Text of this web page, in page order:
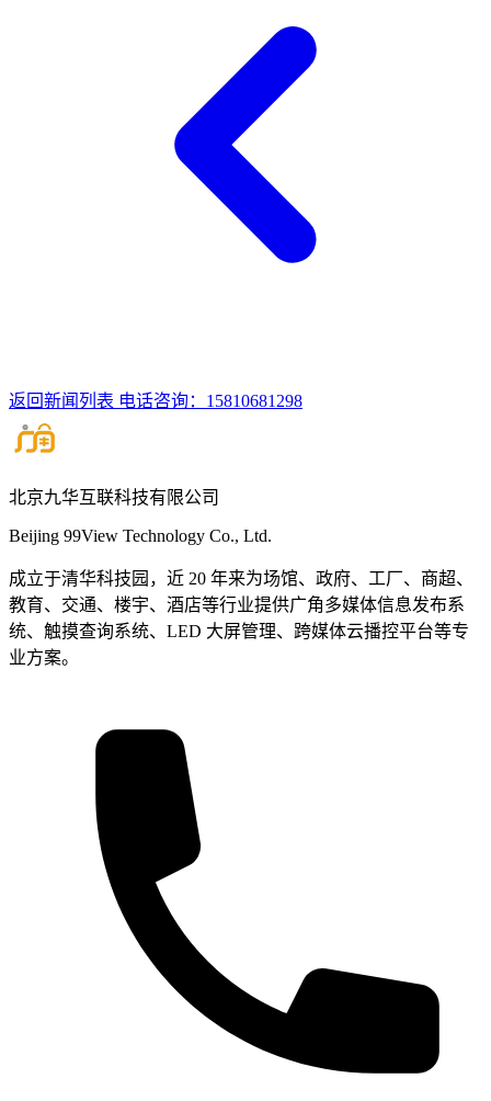
返回新闻列表 电话咨询：15810681298
北京九华互联科技有限公司
Beijing 99View Technology Co., Ltd.
成立于清华科技园，近 20 年来为场馆、政府、工厂、商超、
教育、交通、楼宇、酒店等行业提供广角多媒体信息发布系
统、触摸查询系统、LED 大屏管理、跨媒体云播控平台等专
业方案。